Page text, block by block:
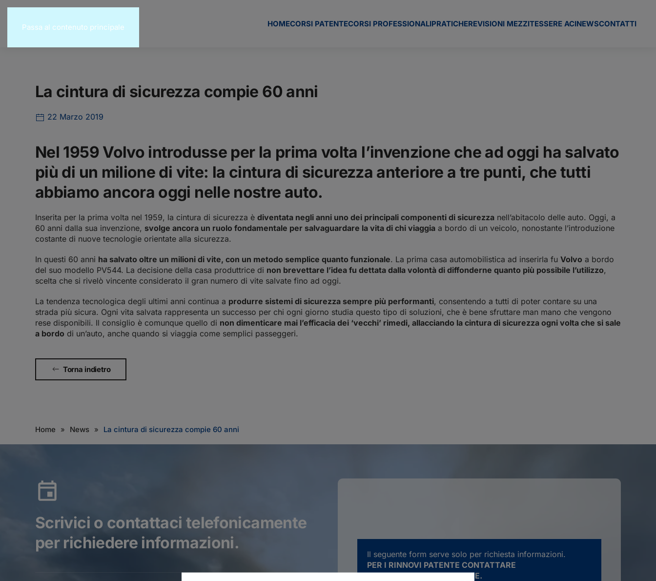
Passa al contenuto principale HOMECORSI PATENTECORSI PROFESSIONALIPRATICHEREVISIONI MEZZITESSERE ACINEWSCONTATTI
La cintura di sicurezza compie 60 anni
22 Marzo 2019
Nel 1959 Volvo introdusse per la prima volta l’invenzione che ad oggi ha salvato
più di un milione di vite: la cintura di sicurezza anteriore a tre punti, che tutti
abbiamo ancora oggi nelle nostre auto.
Inserita per la prima volta nel 1959, la cintura di sicurezza è diventata negli anni uno dei principali componenti di sicurezza nell’abitacolo delle auto. Oggi, a
60 anni dalla sua invenzione, svolge ancora un ruolo fondamentale per salvaguardare la vita di chi viaggia a bordo di un veicolo, nonostante l’introduzione
costante di nuove tecnologie orientate alla sicurezza.
In questi 60 anni ha salvato oltre un milioni di vite, con un metodo semplice quanto funzionale. La prima casa automobilistica ad inserirla fu Volvo a bordo
del suo modello PV544. La decisione della casa produttrice di non brevettare l’idea fu dettata dalla volontà di diffonderne quanto più possibile l’utilizzo,
scelta che si rivelò vincente considerato il gran numero di vite salvate fino ad oggi.
La tendenza tecnologica degli ultimi anni continua a produrre sistemi di sicurezza sempre più performanti, consentendo a tutti di poter contare su una
strada più sicura. Ogni vita salvata rappresenta un successo per chi ogni giorno studia questo tipo di soluzioni, che è bene sfruttare man mano che vengono
rese disponibili. Il consiglio è comunque quello di non dimenticare mai l’efficacia dei ‘vecchi’ rimedi, allacciando la cintura di sicurezza ogni volta che si sale
a bordo di un’auto, anche quando si viaggia come semplici passeggeri.
Torna indietro
Home News La cintura di sicurezza compie 60 anni
Scrivici o contattaci telefonicamente
per richiedere informazioni.
Il seguente form serve solo per richiesta informazioni.
PER I RINNOVI PATENTE CONTATTARE
TELEFONICAMENTE LA SEDE.